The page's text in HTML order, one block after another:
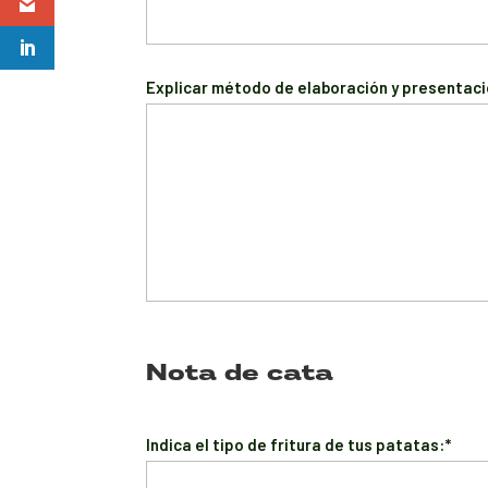
Explicar método de elaboración y
Nota de cata
Indica el tipo de fritura de tus patatas:*